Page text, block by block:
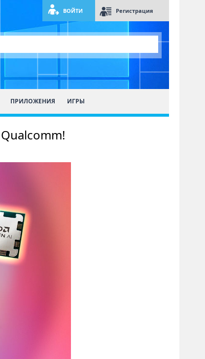
ВОЙТИ Регистрация
ПРИЛОЖЕНИЯ ИГРЫ